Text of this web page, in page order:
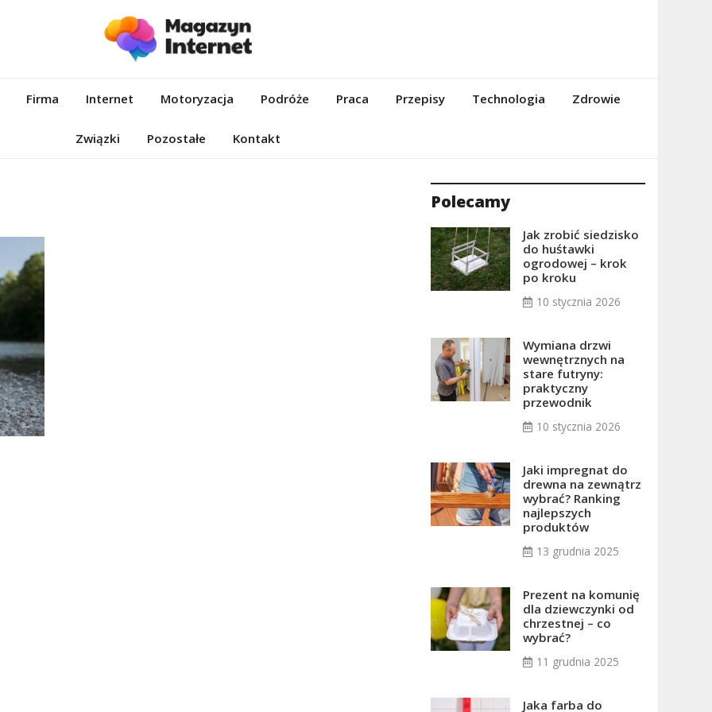
Firma Internet Motoryzacja Podróże Praca Przepisy Technologia Zdrowie
Związki Pozostałe Kontakt
Polecamy
Jak zrobić siedzisko
do huśtawki
ogrodowej – krok
po kroku
10 stycznia 2026
Wymiana drzwi
wewnętrznych na
stare futryny:
praktyczny
przewodnik
10 stycznia 2026
Jaki impregnat do
drewna na zewnątrz
wybrać? Ranking
najlepszych
produktów
13 grudnia 2025
Prezent na komunię
dla dziewczynki od
chrzestnej – co
wybrać?
11 grudnia 2025
Jaka farba do